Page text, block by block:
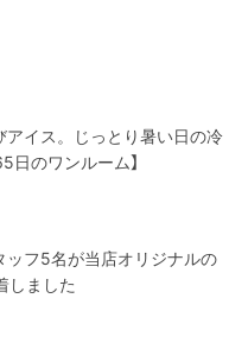
アイス。じっとり暑い日の冷
日のワンルーム】
ッフ5名が当店オリジナルの
しました